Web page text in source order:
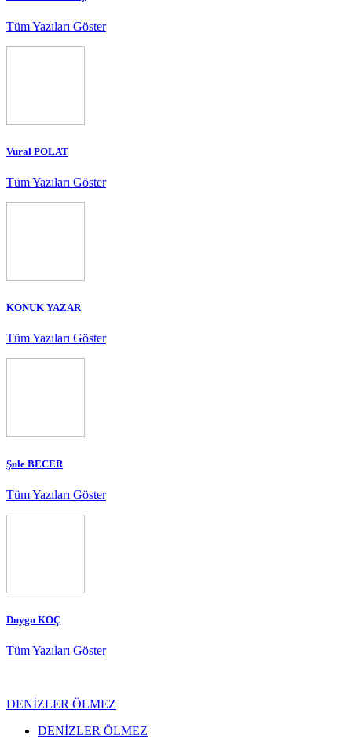
Tüm Yazıları Göster
Vural POLAT
Tüm Yazıları Göster
KONUK YAZAR
Tüm Yazıları Göster
Şule BECER
Tüm Yazıları Göster
Duygu KOÇ
Tüm Yazıları Göster
DENİZLER ÖLMEZ
DENİZLER ÖLMEZ